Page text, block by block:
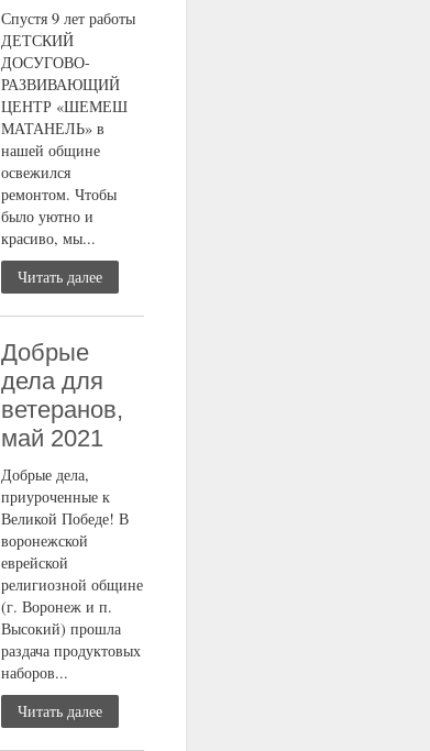
Спустя 9 лет работы
ДЕТСКИЙ
ДОСУГОВО-
РАЗВИВАЮЩИЙ
ЦЕНТР «ШЕМЕШ
МАТАНЕЛЬ» в
нашей общине
освежился
ремонтом. Чтобы
было уютно и
красиво, мы...
Читать далее
Добрые
дела для
ветеранов,
май 2021
Добрые дела,
приуроченные к
Великой Победе! В
воронежской
еврейской
религиозной общине
(г. Воронеж и п.
Высокий) прошла
раздача продуктовых
наборов...
Читать далее